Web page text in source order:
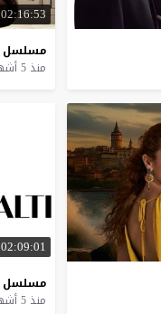
02:16:53
مسلسل
منذ 5 أشهر
02:09:01
مسلسل
منذ 5 أشهر